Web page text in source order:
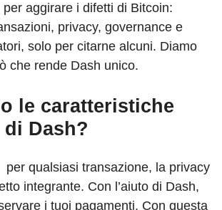
aggirare i difetti di Bitcoin:
privacy, governance e
solo per citarne alcuni. Diamo
che rende Dash unico.
le caratteristiche
Dash?
per qualsiasi transazione, la privacy
integrante. Con l’aiuto di Dash,
i tuoi pagamenti. Con questa